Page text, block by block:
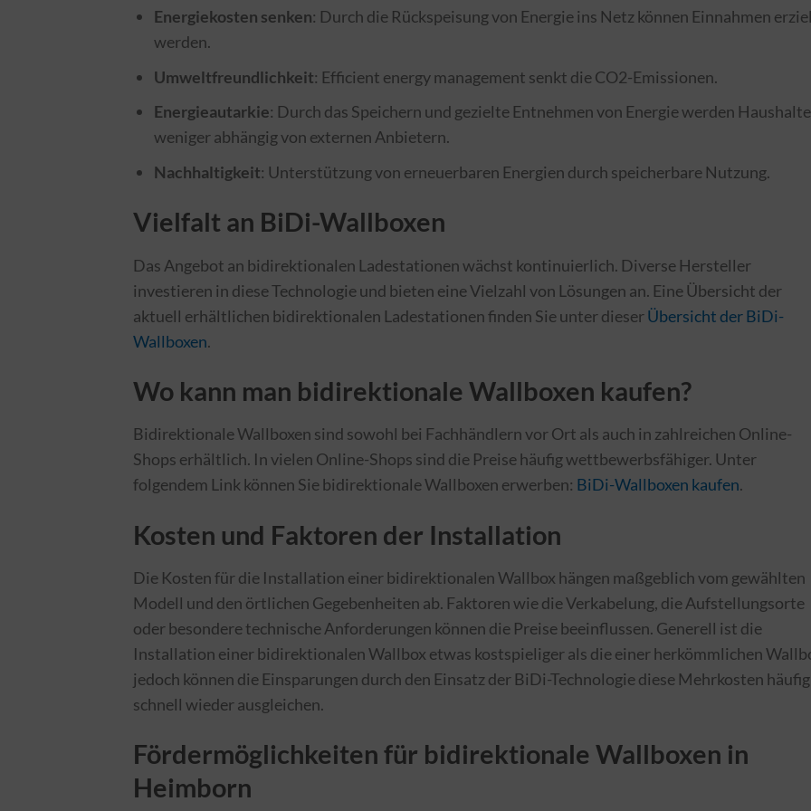
Energiekosten senken: Durch die Rückspeisung von Energie ins Netz können Einnahmen
werden.
Umweltfreundlichkeit: Efficient energy management senkt die CO2-Emissionen.
Energieautarkie: Durch das Speichern und gezielte Entnehmen von Energie werden Haushalte
weniger abhängig von externen Anbietern.
Nachhaltigkeit: Unterstützung von erneuerbaren Energien durch speicherbare Nutzung.
Vielfalt an BiDi-Wallboxen
Das Angebot an bidirektionalen Ladestationen wächst kontinuierlich. Diverse Hersteller
investieren in diese Technologie und bieten eine Vielzahl von Lösungen an. Eine Übersicht der
aktuell erhältlichen bidirektionalen Ladestationen finden Sie unter dieserÜbersicht der BiDi-
Wallboxen.
Wo kann man bidirektionale Wallboxen kaufen?
Bidirektionale Wallboxen sind sowohl bei Fachhändlern vor Ort als auch in zahlreichen Online-
Shops erhältlich. In vielen Online-Shops sind die Preise häufig wettbewerbsfähiger. Unter
folgendem Link können Sie bidirektionale Wallboxen erwerben: BiDi-Wallboxen kaufen.
Kosten und Faktoren der Installation
Die Kosten für die Installation einer bidirektionalen Wallbox hängen maßgeblich vom gewählten
Modell und den örtlichen Gegebenheiten ab. Faktoren wie die Verkabelung, die Aufstellungsorte
oder besondere technische Anforderungen können die Preise beeinflussen. Generell ist die
Installation einer bidirektionalen Wallbox etwas kostspieliger als die einer herkömmlichen
jedoch können die Einsparungen durch den Einsatz der BiDi-Technologie diese Mehrkosten häufig
schnell wieder ausgleichen.
Fördermöglichkeiten für bidirektionale Wallboxen in
Heimborn